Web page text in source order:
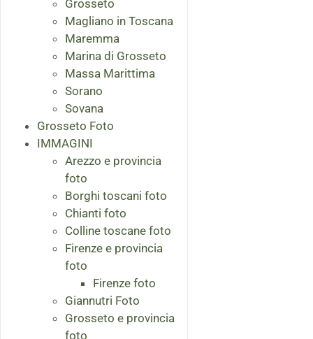
Grosseto
Magliano in Toscana
Maremma
Marina di Grosseto
Massa Marittima
Sorano
Sovana
Grosseto Foto
IMMAGINI
Arezzo e provincia
foto
Borghi toscani foto
Chianti foto
Colline toscane foto
Firenze e provincia
foto
Firenze foto
Giannutri Foto
Grosseto e provincia
foto